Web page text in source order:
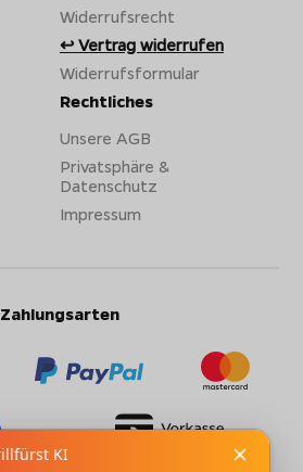
Widerrufsrecht
Vertrag widerrufen
Widerrufsformular
Rechtliches
Unsere AGB
Privatsphäre &
Datenschutz
Impressum
Zahlungsarten